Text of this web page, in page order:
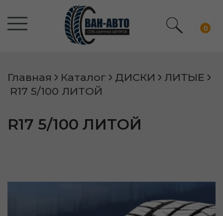
0
Главная Каталог ДИСКИ
ЛИТЫЕ
R17 5/100 ЛИТОЙ
R17 5/100 ЛИТОЙ